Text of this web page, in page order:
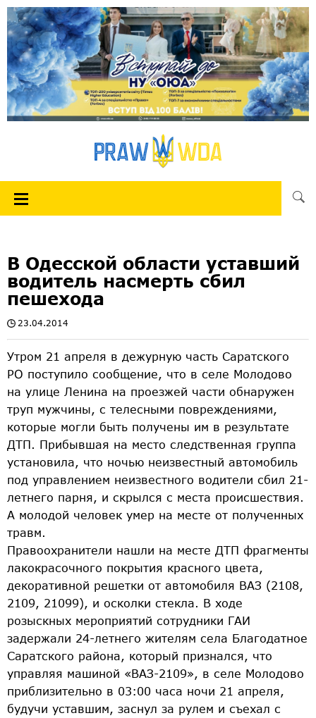
В Одесской области уставший
водитель насмерть сбил
пешехода
23.04.2014
Утром 21 апреля в дежурную часть Саратского
РО поступило сообщение, что в селе Молодово
на улице Ленина на проезжей части обнаружен
труп мужчины, с телесными повреждениями,
которые могли быть получены им в результате
ДТП. Прибывшая на место следственная группа
установила, что ночью неизвестный автомобиль
под управлением неизвестного водители сбил 21-
летнего парня, и скрылся с места происшествия.
А молодой человек умер на месте от полученных
травм.
Правоохранители нашли на месте ДТП фрагменты
лакокрасочного покрытия красного цвета,
декоративной решетки от автомобиля ВАЗ (2108,
2109, 21099), и осколки стекла. В ходе
розыскных мероприятий сотрудники ГАИ
задержали 24-летнего жителям села Благодатное
Саратского района, который признался, что
управляя машиной «ВАЗ-2109», в селе Молодово
приблизительно в 03:00 часа ночи 21 апреля,
будучи уставшим, заснул за рулем и съехал с